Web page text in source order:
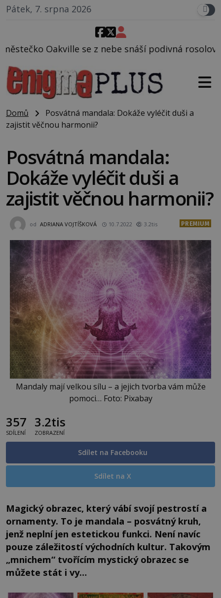
Pátek, 7. srpna 2026
snáší podivná rosolovitá látka neznámého
Domů
Posvátná mandala: Dokáže vyléčit duši a
zajistit věčnou harmonii?
Posvátná mandala:
Dokáže vyléčit duši a
zajistit věčnou harmonii?
od ADRIANA VOJTÍŠKOVÁ 10.7.2022 3.2tis PREMIUM
Mandaly mají velkou sílu – a jejich tvorba vám může
pomoci… Foto: Pixabay
357
SDÍLENÍ
3.2tis
ZOBRAZENÍ
Sdílet na Facebooku
Sdílet na X
Magický obrazec, který vábí svojí pestrostí a
ornamenty. To je mandala – posvátný kruh,
jenž neplní jen estetickou funkci. Není navíc
pouze záležitostí východních kultur. Takovým
„mnichem“ tvořícím mystický obrazec se
můžete stát i vy…